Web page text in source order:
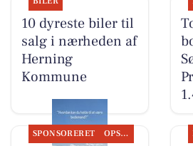
10 dyreste biler til
salg i nærheden af
Herning
Kommune
SPONSORERET OPSLAGSTAVLEN